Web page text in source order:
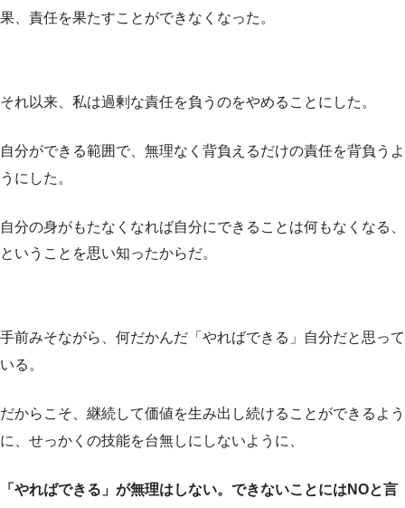
果、責任を果たすことができなくなった。
それ以来、私は過剰な責任を負うのをやめることにした。
自分ができる範囲で、無理なく背負えるだけの責任を背負うよ
うにした。
自分の身がもたなくなれば自分にできることは何もなくなる、
ということを思い知ったからだ。
手前みそながら、何だかんだ「やればできる」自分だと思って
いる。
だからこそ、継続して価値を生み出し続けることができるよう
に、せっかくの技能を台無しにしないように、
「やればできる」が無理はしない。できないことにはNOと言